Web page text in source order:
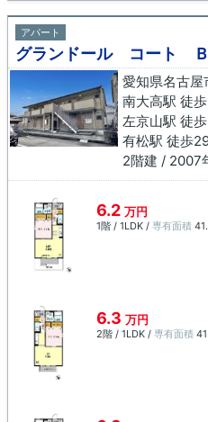
アパート
グランドール コート Ｂ
愛知県名古屋
南大高駅 徒
左京山駅 徒
有松駅 徒歩
2階建 / 2007
6.2 万円
1階 / 1LDK / 専有面積
6.3 万円
2階 / 1LDK / 専有面積